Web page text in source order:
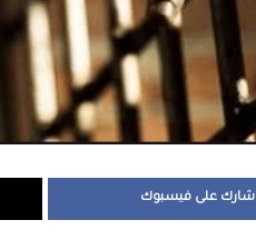
شارك على فيسبوك